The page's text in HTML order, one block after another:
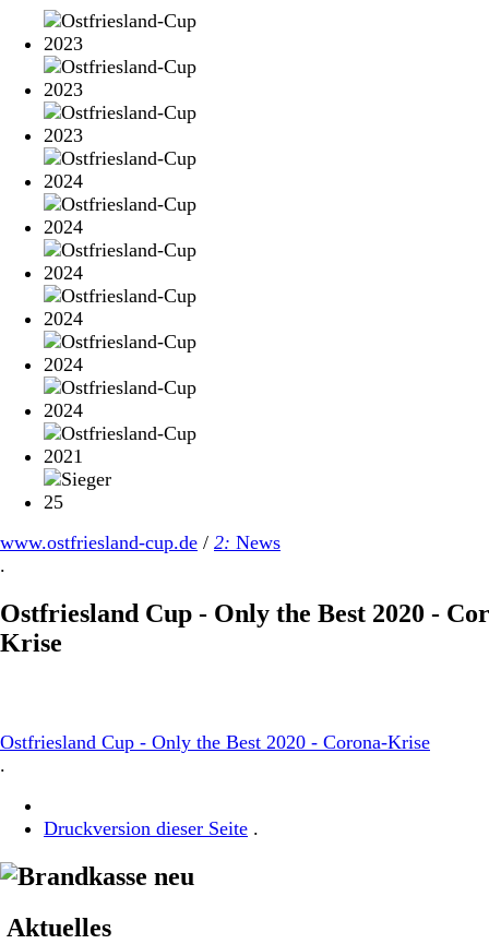
www.ostfriesland-cup.de / 2: News
.
Ostfriesland Cup - Only the Best 2020 -
Krise
Ostfriesland Cup - Only the Best 2020 - Corona-Krise
.
Druckversion dieser Seite .
Aktuelles